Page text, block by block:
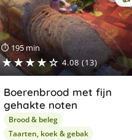
⏱ 195 min
★★★★☆ 4.08 (13)
Boerenbrood met fijn
gehakte noten
Brood & beleg
Taarten, koek & gebak